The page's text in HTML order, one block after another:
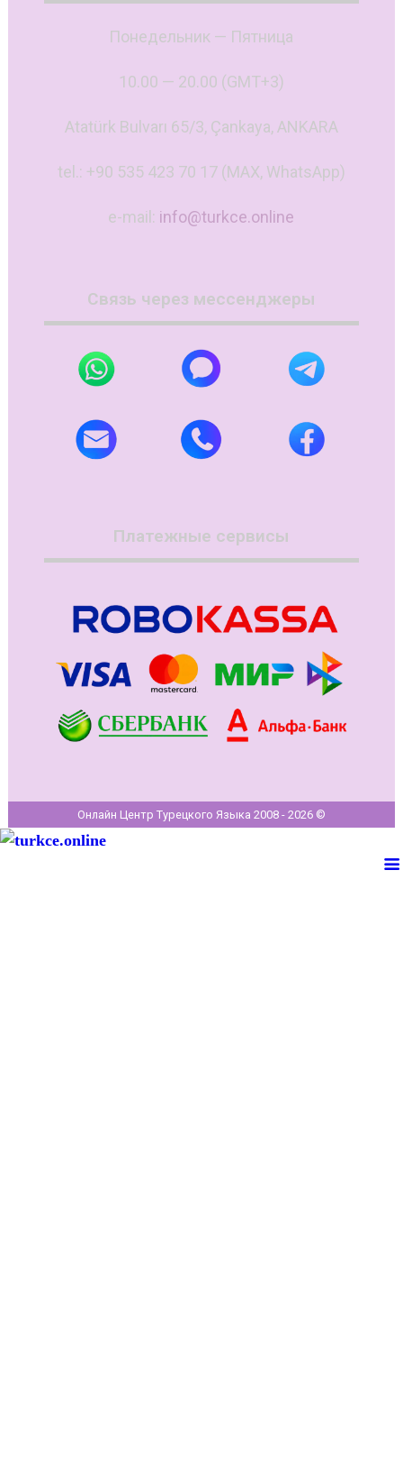
Понедельник — Пятница
10.00 — 20.00 (GMT+3)
Atatürk Bulvarı 65/3, Çankaya, ANKARA
tel.: +90 535 423 70 17 (MAX, WhatsApp)
e-mail: info@turkce.online
Связь через мессенджеры
Платежные сервисы
Онлайн Центр Турецкого Языка 2008 - 2026 ©